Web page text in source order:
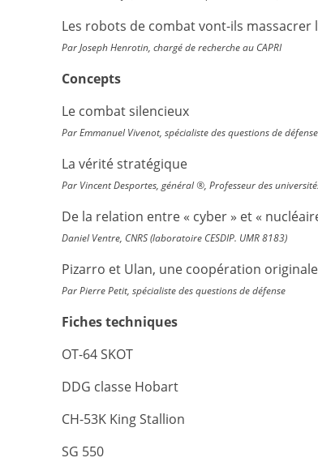
Les robots de combat vont-ils massacrer
Par Joseph Henrotin, chargé de recherche au CAPRI
Concepts
Le combat silencieux
Par Emmanuel Vivenot, spécialiste des questions de défense
La vérité stratégique
Par Vincent Desportes, général ®, Professeur des
De la relation entre « cyber » et «
Daniel Ventre, CNRS (laboratoire CESDIP. UMR 8183)
Pizarro et Ulan, une coopération
Par Pierre Petit, spécialiste des questions de défense
Fiches techniques
OT-64 SKOT
DDG classe Hobart
CH-53K King Stallion
SG 550